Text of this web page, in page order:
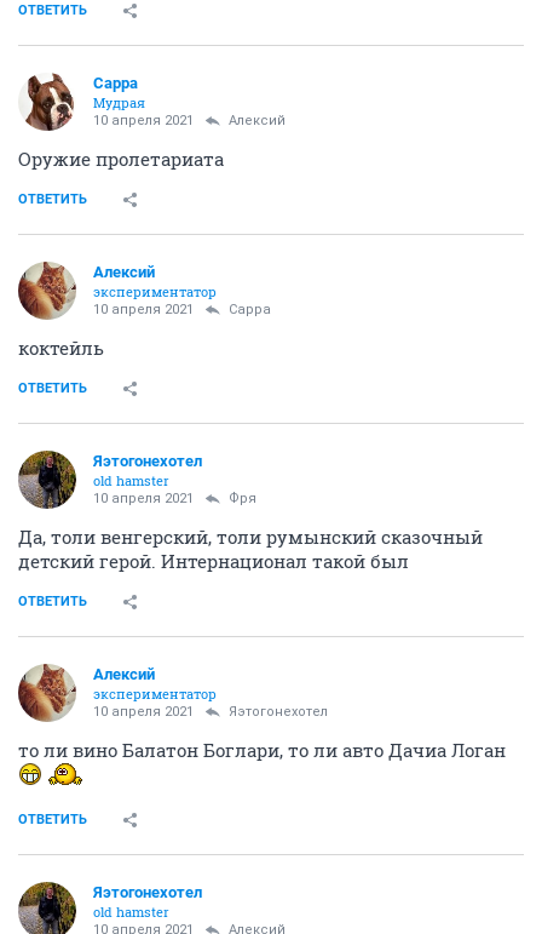
ОТВЕТИТЬ
Сарра
Мудрая
10 апреля 2021 Алексий
Оружие пролетариата
ОТВЕТИТЬ
Алексий
экспериментатор
10 апреля 2021 Сарра
коктейль
ОТВЕТИТЬ
Яэтогонехотел
old hamster
10 апреля 2021 Фря
Да, толи венгерский, толи румынский сказочный
детский герой. Интернационал такой был
ОТВЕТИТЬ
Алексий
экспериментатор
10 апреля 2021 Яэтогонехотел
то ли вино Балатон Боглари, то ли авто Дачиа Логан
ОТВЕТИТЬ
Яэтогонехотел
old hamster
10 апреля 2021 Алексий